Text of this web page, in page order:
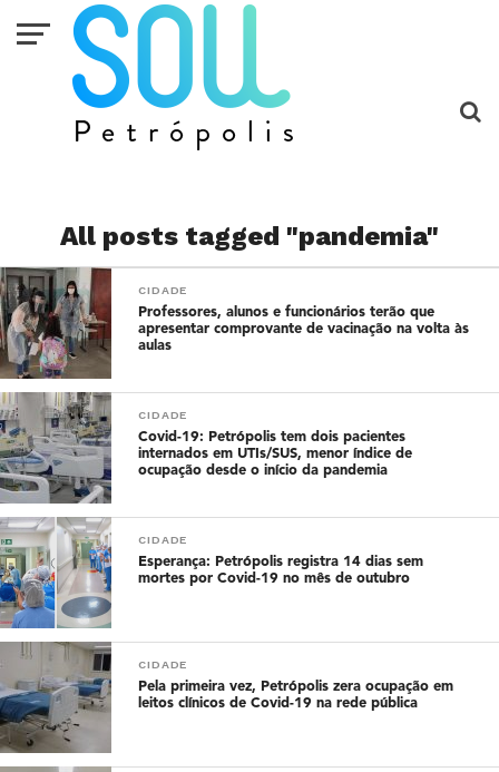
All posts tagged "pandemia"
CIDADE
Professores, alunos e funcionários terão que
apresentar comprovante de vacinação na volta às
aulas
CIDADE
Covid-19: Petrópolis tem dois pacientes
internados em UTIs/SUS, menor índice de
ocupação desde o início da pandemia
CIDADE
Esperança: Petrópolis registra 14 dias sem
mortes por Covid-19 no mês de outubro
CIDADE
Pela primeira vez, Petrópolis zera ocupação em
leitos clínicos de Covid-19 na rede pública